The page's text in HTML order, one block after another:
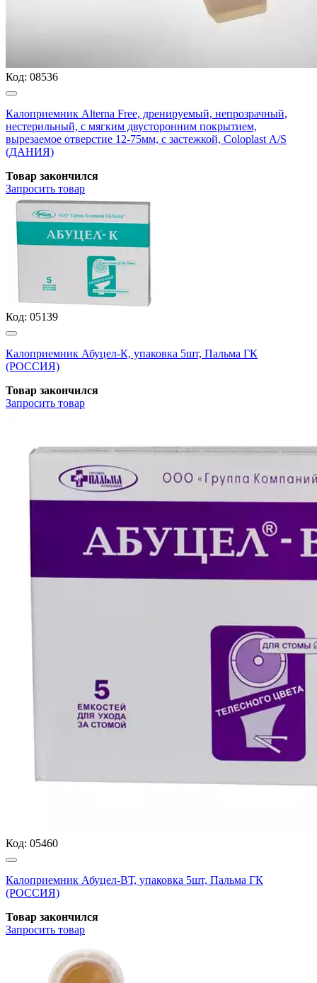
Код: 08536
Калоприемник Alterna Free, дренируемый, непрозрачный,
нестерильный, с мягким двусторонним покрытием,
вырезаемое отверстие 12-75мм, с застежкой, Coloplast А/S
(ДАНИЯ)
Товар закончился
Запросить товар
Код: 05139
Калоприемник Абуцел-К, упаковка 5шт, Пальма ГК
(РОССИЯ)
Товар закончился
Запросить товар
Код: 05460
Калоприемник Абуцел-ВТ, упаковка 5шт, Пальма ГК
(РОССИЯ)
Товар закончился
Запросить товар